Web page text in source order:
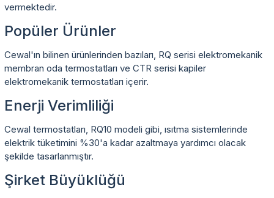
vermektedir.
Popüler Ürünler
Cewal'ın bilinen ürünlerinden bazıları, RQ serisi elektromekanik
membran oda termostatları ve CTR serisi kapiler
elektromekanik termostatları içerir.
Enerji Verimliliği
Cewal termostatları, RQ10 modeli gibi, ısıtma sistemlerinde
elektrik tüketimini %30'a kadar azaltmaya yardımcı olacak
şekilde tasarlanmıştır.
Şirket Büyüklüğü